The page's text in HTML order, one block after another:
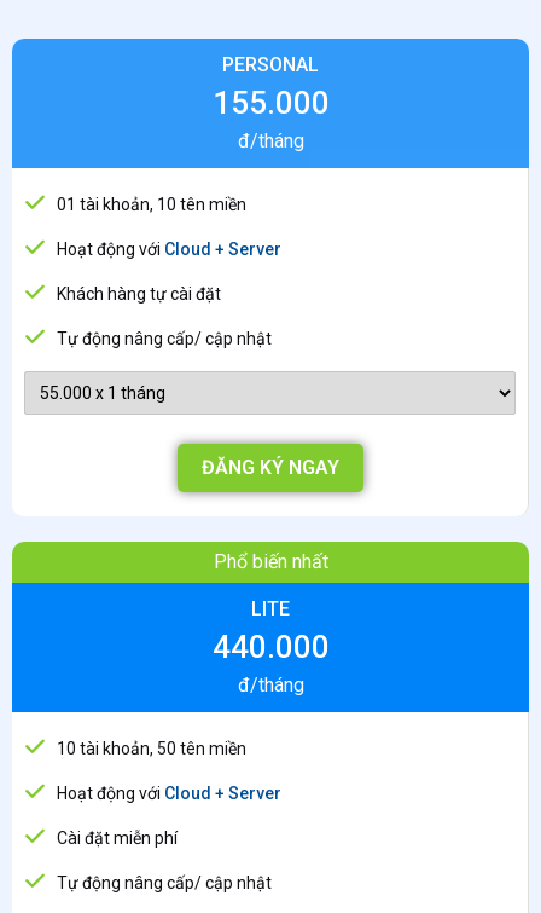
PERSONAL
155.000
đ/tháng
01 tài khoản, 10 tên miền
Hoạt động với Cloud + Server
Khách hàng tự cài đặt
Tự động nâng cấp/ cập nhật
ĐĂNG KÝ NGAY
Phổ biến nhất
LITE
440.000
đ/tháng
10 tài khoản, 50 tên miền
Hoạt động với Cloud + Server
Cài đặt miễn phí
Tự động nâng cấp/ cập nhật